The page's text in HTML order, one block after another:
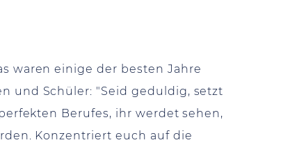
waren einige der besten Jahre
und Schüler: "Seid geduldig, setzt
Berufes, ihr werdet sehen,
Konzentriert euch auf die